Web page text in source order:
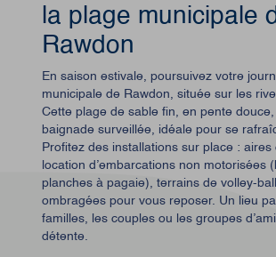
la plage municipale
Rawdon
En saison estivale, poursuivez votre
municipale de Rawdon, située sur les
Cette plage de sable fin, en pente
baignade surveillée, idéale pour se
Profitez des installations sur place : aires
location d’embarcations non motorisées
planches à pagaie), terrains de volley-
ombragées pour vous reposer. Un lieu
familles, les couples ou les groupes
détente.